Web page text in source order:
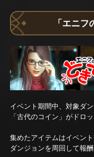
「エニフ
イベント期間中、対象ダ
「古代のコイン」がドロ
集めたアイテムはイベン
ダンジョンを周回して報